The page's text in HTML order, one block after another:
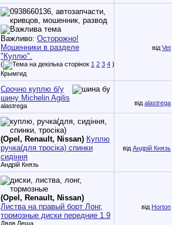
Важливо: Осторожно!
Мошенники в разделе
"Куплю".
( 1 2 3 4 )
Крымгид
від Vet
Срочно куплю б/у
шину Michelin Agilis
alastrega від alastrega
(Opel, Renault, Nissan) Куплю
ручка(для тросіка) спинки
сидіння
Андрій Князь
від Андрій Князь
(Opel, Renault, Nissan)
Листва на правый борт Лонг,
тормозные диски передние 1.9
Дядя Леша
від Horton